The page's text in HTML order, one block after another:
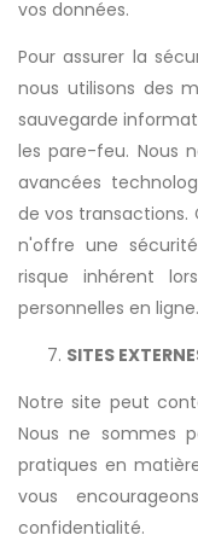
vos données.
Pour assurer la
nous utilisons des
sauvegarde
les pare-feu. Nous
avancées
de vos
n'offre une
risque inhérent
personnelles en ligne.
SITES
Notre site peut
Nous ne sommes
pratiques en
vous
confidentialité.